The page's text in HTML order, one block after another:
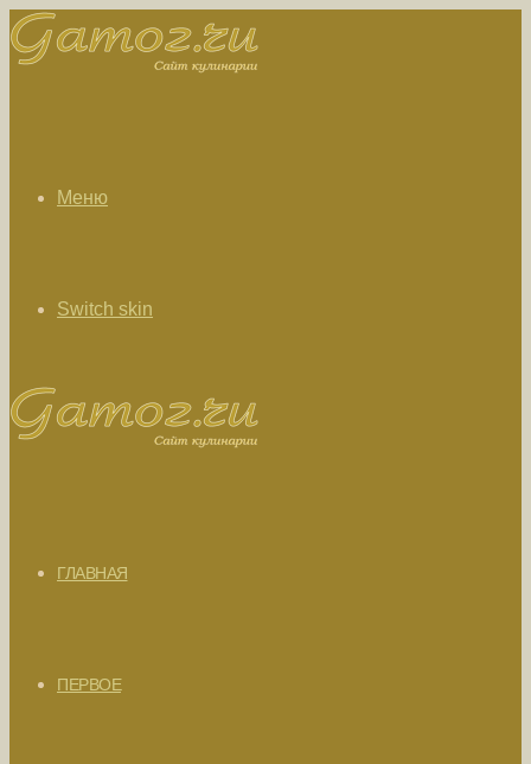
Меню
Switch skin
ГЛАВНАЯ
ПЕРВОЕ